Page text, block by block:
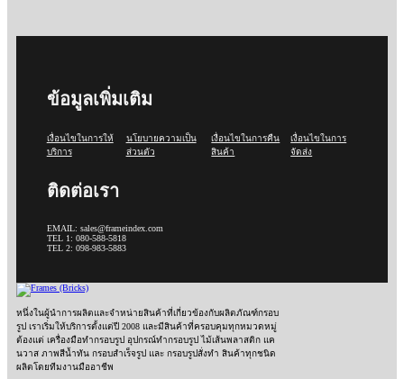
หนึ่งในผู้นำการผลิตและจำหน่ายสินค้าที่เกี่ยวข้องกับผลิตภัณฑ์กรอบ
รูป เราเริ่มให้บริการตั้งแต่ปี 2008 และมีสินค้าที่ครอบคุมทุกหมวดหมู่
ต้องแต่ เครื่องมือทำกรอบรูป อุปกรณ์ทำกรอบรูป ไม้เส้นพลาสติก แค
นวาส ภาพสีน้ำทัน กรอบสำเร็จรูป และ กรอบรูปสั่งทำ สินค้าทุกชนิด
ผลิตโดยทีมงานมืออาชีพ
ข้อมูลเพิ่มเติม
เงื่อนไขในการให้
บริการ
นโยบายความเป็น
ส่วนตัว
เงื่อนไขในการคืน
สินค้า
เงื่อนไขในการ
จัดส่ง
ติดต่อเรา
EMAIL: sales@frameindex.com
TEL 1: 080-588-5818
TEL 2: 098-983-5883